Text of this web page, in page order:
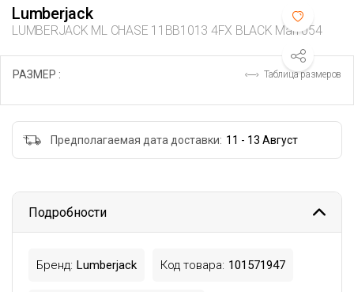
Lumberjack
LUMBERJACK ML CHASE 11BB1013 4FX BLACK Man 054
РАЗМЕР : Таблица размеров
Предполагаемая дата доставки: 11 - 13 Август
Подробности
Бренд: Lumberjack Код товара: 101571947